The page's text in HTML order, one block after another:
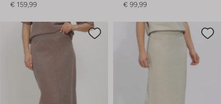
€ 159,99
€ 99,99